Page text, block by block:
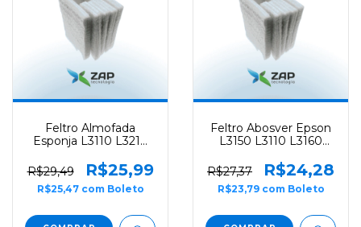
Feltro Almofada
Esponja L3110 L3210
High Fusion
R$29,49 R$25,99
R$25,47 com Boleto
Feltro Abosver Epson
L3150 L3110 L3160
R$27,37
R$24,28
R$23,79 com Boleto